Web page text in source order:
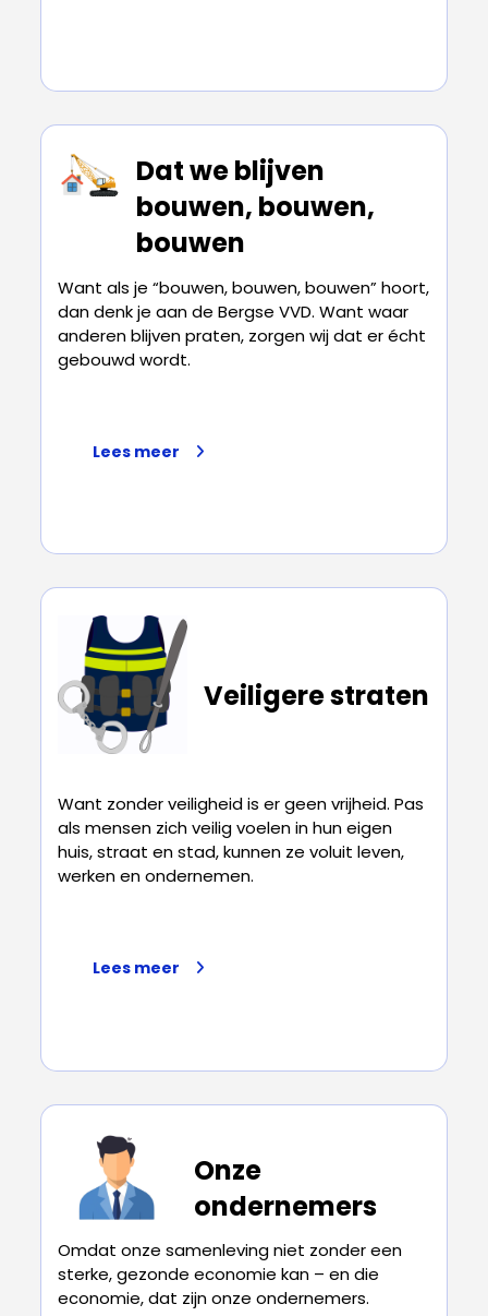
Dat we blijven
bouwen, bouwen,
bouwen
Want als je “bouwen, bouwen, bouwen” hoort,
dan denk je aan de Bergse VVD. Want waar
anderen blijven praten, zorgen wij dat er écht
gebouwd wordt.
Lees meer
Veiligere straten
Want zonder veiligheid is er geen vrijheid. Pas
als mensen zich veilig voelen in hun eigen
huis, straat en stad, kunnen ze voluit leven,
werken en ondernemen.
Lees meer
Onze
ondernemers
Omdat onze samenleving niet zonder een
sterke, gezonde economie kan – en die
economie, dat zijn onze ondernemers.